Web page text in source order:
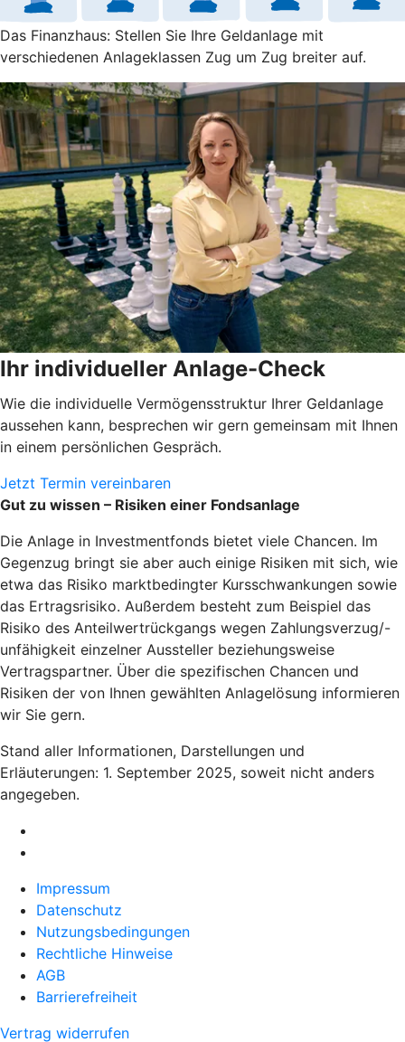
Das Finanzhaus: Stellen Sie Ihre Geldanlage mit
verschiedenen Anlageklassen Zug um Zug breiter auf.
Ihr individueller Anlage-Check
Wie die individuelle Vermögensstruktur Ihrer Geldanlage
aussehen kann, besprechen wir gern gemeinsam mit Ihnen
in einem persönlichen Gespräch.
Jetzt Termin vereinbaren
Gut zu wissen – Risiken einer Fondsanlage
Die Anlage in Investmentfonds bietet viele Chancen. Im
Gegenzug bringt sie aber auch einige Risiken mit sich, wie
etwa das Risiko marktbedingter Kursschwankungen sowie
das Ertragsrisiko. Außerdem besteht zum Beispiel das
Risiko des Anteilwertrückgangs wegen Zahlungsverzug/-
unfähigkeit einzelner Aussteller beziehungsweise
Vertragspartner. Über die spezifischen Chancen und
Risiken der von Ihnen gewählten Anlagelösung informieren
wir Sie gern.
Stand aller Informationen, Darstellungen und
Erläuterungen: 1. September 2025, soweit nicht anders
angegeben.
Impressum
Datenschutz
Nutzungsbedingungen
Rechtliche Hinweise
AGB
Barrierefreiheit
Vertrag widerrufen